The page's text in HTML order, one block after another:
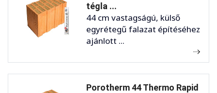
tégla ...
44 cm vastagságú, külső
egyrétegű falazat építéséhez
ajánlott ...
Porotherm 44 Thermo Rapid